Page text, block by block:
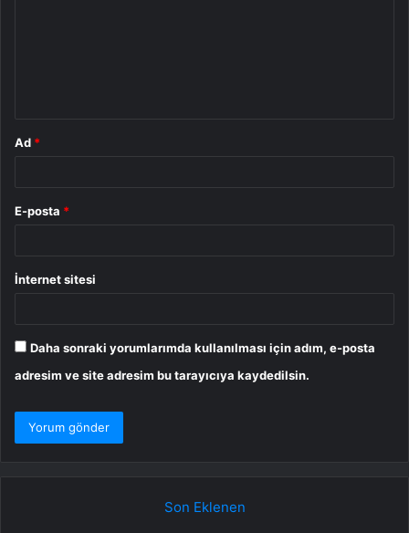
Ad *
E-posta *
İnternet sitesi
Daha sonraki yorumlarımda kullanılması için adım, e-posta
adresim ve site adresim bu tarayıcıya kaydedilsin.
Son Eklenen